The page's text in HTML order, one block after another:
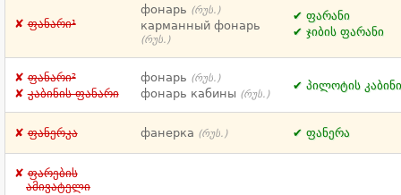
ფანარი¹
фонарь (რუს.)
карманный фонарь
(რუს.)
ფარანი
ჯიბის ფარანი
ფანარი²
კაბინის ფანარი
фонарь (რუს.)
фонарь кабины (რუს.)
პილოტის
ფანერკა фанерка (რუს.) ფანერა
ფარების
ამივატელი